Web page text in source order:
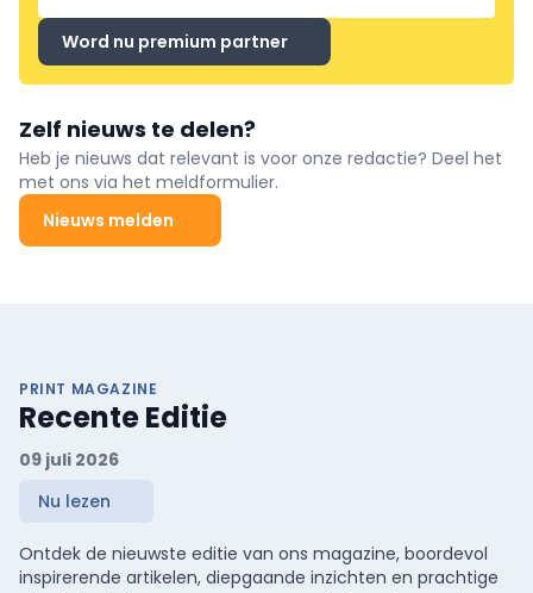
Word nu premium partner
Zelf nieuws te delen?
Heb je nieuws dat relevant is voor onze redactie? Deel het
met ons via het meldformulier.
Nieuws melden
PRINT MAGAZINE
Recente Editie
09 juli 2026
Nu lezen
Ontdek de nieuwste editie van ons magazine, boordevol
inspirerende artikelen, diepgaande inzichten en prachtige